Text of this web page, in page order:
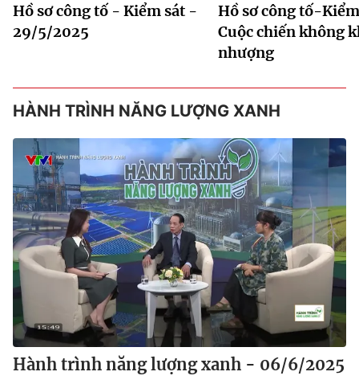
Hồ sơ công tố - Kiểm sát -
29/5/2025
Hồ sơ công tố-
Cuộc chiến không
nhượng
HÀNH TRÌNH NĂNG LƯỢNG XANH
Hành trình năng lượng xanh - 06/6/2025